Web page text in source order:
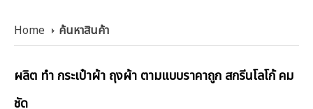
Home ค้นหาสินค้า
ผลิต ทำ กระเป๋าผ้า ถุงผ้า ตามแบบราคาถูก สกรีนโลโก้ คม
ชัด